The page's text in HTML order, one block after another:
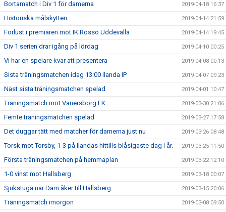
Bortamatch i Div 1 för damerna 2019-04-18 16:37
Historiska målskytten 2019-04-14 21:59
Förlust i premiären mot IK Rössö Uddevalla 2019-04-14 19:45
Div 1 serien drar igång på lördag 2019-04-10 00:25
Vi har en spelare kvar att presentera 2019-04-08 00:13
Sista träningsmatchen idag 13:00 Ilanda IP 2019-04-07 09:23
Näst sista träningsmatchen spelad 2019-04-01 10:47
Träningsmatch mot Vänersborg FK 2019-03-30 21:06
Femte träningsmatchen spelad 2019-03-27 17:58
Det duggar tätt med matcher för damerna just nu 2019-03-26 08:48
Torsk mot Torsby, 1-3 på Ilandas hittills blåsigaste dag i år. 2019-03-25 11:50
Första träningsmatchen på hemmaplan 2019-03-22 12:10
1-0 vinst mot Hallsberg 2019-03-18 00:07
Sjukstuga när Dam åker till Hallsberg 2019-03-15 20:06
Träningsmatch imorgon 2019-03-08 09:50